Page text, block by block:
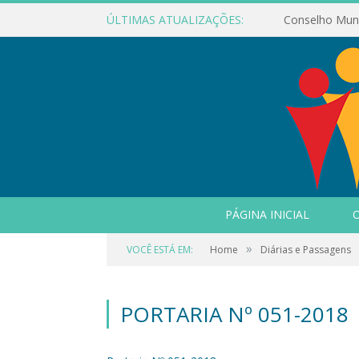
ÚLTIMAS ATUALIZAÇÕES:
PÁGINA INICIAL
VOCÊ ESTÁ EM: Home » Diárias e Passagens
PORTARIA Nº 051-2018